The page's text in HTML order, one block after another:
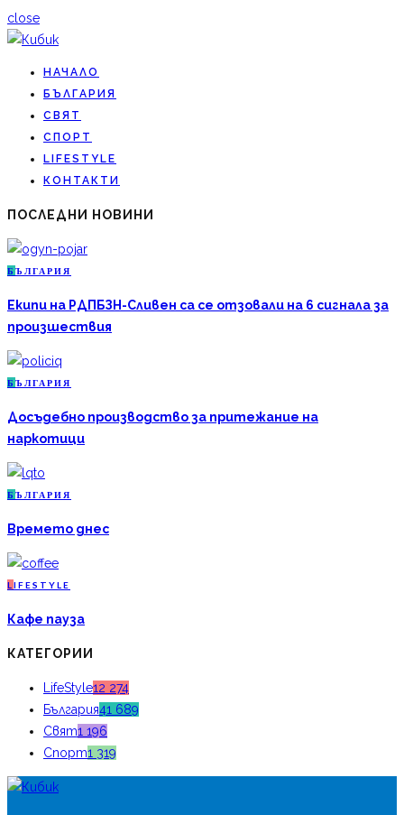
close
НАЧАЛО
БЪЛГАРИЯ
СВЯТ
СПОРТ
LIFESTYLE
КОНТАКТИ
ПОСЛЕДНИ НОВИНИ
Б ЪЛГАРИЯ
Екипи на РДПБЗН-Сливен са се отзовали на 6 сигнала за
произшествия
Б ЪЛГАРИЯ
Досъдебно производство за притежание на
наркотици
Б ЪЛГАРИЯ
Времето днес
L IFESTYLE
Кафе пауза
КАТЕГОРИИ
LifeStyle12 274
България41 689
Свят1 196
Спорт1 319